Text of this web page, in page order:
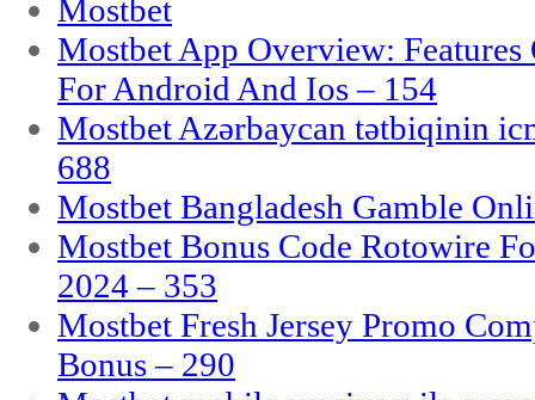
Mostbet
Mostbet App Overview:
For Android And Ios – 154
Mostbet Azərbaycan tətbiqinin
688
Mostbet Bangladesh Gamble
Mostbet Bonus Code Rotowire
2024 – 353
Mostbet Fresh Jersey Promo
Bonus – 290